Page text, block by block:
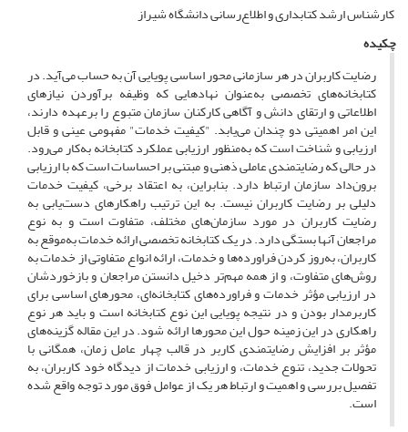
کارشناس ارشد کتابداری و اطلاع‌رسانی دانشگاه شیراز
چکیده
رضایت کاربران در هر سازمانی محور اساسی پویایی آن به حساب می‌آید. در
کتابخانه‌های تخصصی به‌عنوان نهادهایی که وظیفه برآوردن نیازهای
اطلاعاتی و ارتقای دانش و آگاهی کارکنان سازمان متبوع را برعهده دارند،
این امر اهمیتی دو چندان می‌یابد. "کیفیت خدمات" مفهومی عینی و قابل
ارزیابی و شناخت است که به‌منظور ارزیابی عملکرد کتابخانه به‌کار می‌رود.
در حالی که رضایتمندی عاملی ذهنی و مبتنی بر احساسات است که با ارزیابی
برون‌داد سازمان ارتباط دارد. بنابراین، به اعتقاد برخی، کیفیت خدمات
دلیلی بر رضایت کاربران نیست. به این ترتیب راهکارهای دست‌یابی به
رضایت کاربران در مورد سازمان‌های مختلف، متفاوت است و به نوع
مراجعان آنها بستگی دارد. در یک کتابخانه تخصصی ارائه خدمات به‌موقع به
کاربران، به‌روز کردن فراورده‌ها و خدمات، ارائه انواع متفاوتی از خدمات به
روش‌های متفاوت، و از همه مهم‌تر دخیل دانستن مراجعان و بازخوردشان
در ارزیابی مؤثر خدمات و فراورده‌های کتابخانه‌ای، محورهای اساسی برای
کاربرمدار بودن و در نتیجه پویایی این نوع کتابخانه است و باید هر نوع
راهکاری در این زمینه حول این محورها ارائه شود. در این مقاله گزینه‌های
مؤثر بر افزایش رضایتمندی کاربر در قالب چهار عامل زمان، همگانی با
تحولات جدید، تنوع خدمات، و ارزیابی خدمات از دیدگاه خود کاربران، به
تفصیل بررسی و اهمیت و ارتباط هر یک از عوامل فوق مورد توجه واقع شده
است.